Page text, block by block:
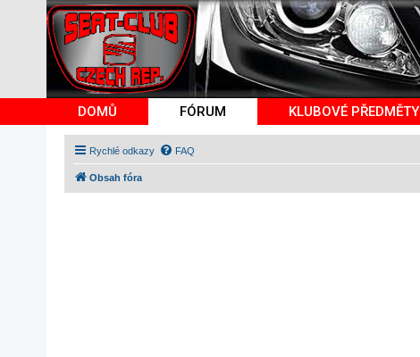
DOMŮ FÓRUM KLUBOVÉ PŘEDMĚTY
Rychlé odkazy FAQ
Obsah fóra